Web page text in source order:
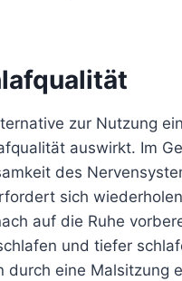
zur Nutzung
auswirkt. Im
des
sich
auf die Ruhe
und tiefer
durch eine Malsitzung